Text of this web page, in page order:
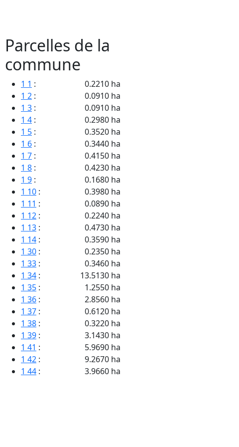
Parcelles de la
commune
1 1 :
0.2210 ha
1 2 :
0.0910 ha
1 3 :
0.0910 ha
1 4 :
0.2980 ha
1 5 :
0.3520 ha
1 6 :
0.3440 ha
1 7 :
0.4150 ha
1 8 :
0.4230 ha
1 9 :
0.1680 ha
1 10 :
0.3980 ha
1 11 :
0.0890 ha
1 12 :
0.2240 ha
1 13 :
0.4730 ha
1 14 :
0.3590 ha
1 30 :
0.2350 ha
1 33 :
0.3460 ha
1 34 :
13.5130 ha
1 35 :
1.2550 ha
1 36 :
2.8560 ha
1 37 :
0.6120 ha
1 38 :
0.3220 ha
1 39 :
3.1430 ha
1 41 :
5.9690 ha
1 42 :
9.2670 ha
1 44 :
3.9660 ha